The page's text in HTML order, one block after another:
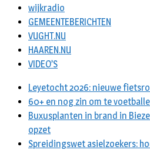
wijkradio
GEMEENTEBERICHTEN
VUGHT.NU
HAAREN.NU
VIDEO’S
Leyetocht 2026: nieuwe
60+ en nog zin om te
Buxusplanten in brand in
opzet
Spreidingswet asielzoekers: